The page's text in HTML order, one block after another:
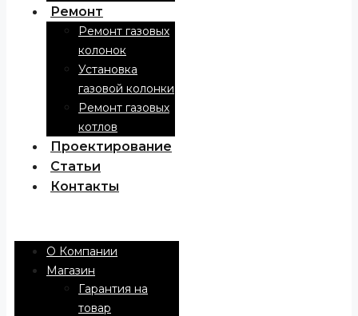
Ремонт
Ремонт газовых
колонок
Установка
газовой колонки
Ремонт газовых
котлов
Проектирование
Статьи
Контакты
О Компании
Магазин
Гарантия на
товар